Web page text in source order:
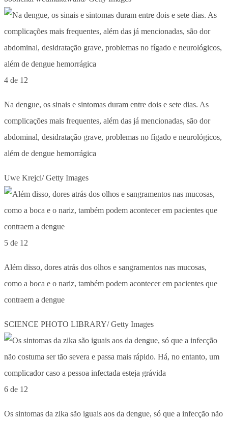
4 de 12
Na dengue, os sinais e sintomas duram entre dois e sete dias. As
complicações mais frequentes, além das já mencionadas, são dor
abdominal, desidratação grave, problemas no fígado e neurológicos,
além de dengue hemorrágica
Uwe Krejci/ Getty Images
5 de 12
Além disso, dores atrás dos olhos e sangramentos nas mucosas,
como a boca e o nariz, também podem acontecer em pacientes que
contraem a dengue
SCIENCE PHOTO LIBRARY/ Getty Images
6 de 12
Os sintomas da zika são iguais aos da dengue, só que a infecção não